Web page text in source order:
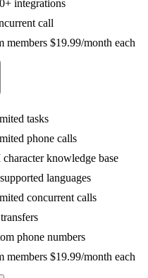
integrations
call
members $19.99/month each
tasks
phone calls
character knowledge base
languages
concurrent calls
phone numbers
members $19.99/month each